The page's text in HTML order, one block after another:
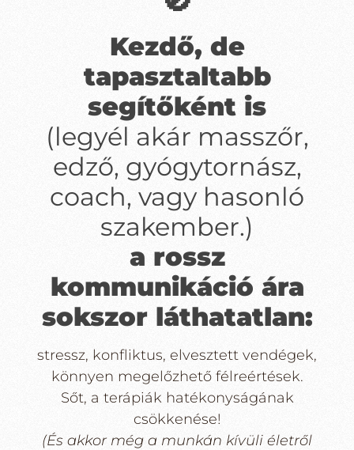
Kezdő, de
tapasztaltabb
segítőként is
(legyél akár masszőr,
edző, gyógytornász,
coach, vagy hasonló
szakember.)
a rossz
kommunikáció ára
sokszor láthatatlan:
stressz, konfliktus, elvesztett vendégek,
könnyen megelőzhető félreértések.
Sőt, a terápiák hatékonyságának
csökkenése!
(És akkor még a munkán kívüli életről